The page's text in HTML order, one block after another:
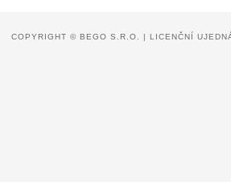
COPYRIGHT © BEGO S.R.O. | LICENČNÍ